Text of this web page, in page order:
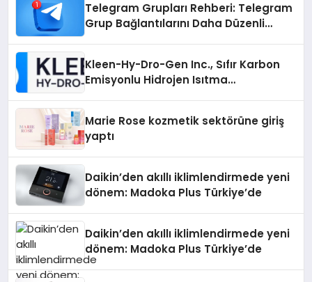
Telegram Grupları Rehberi: Telegram
Grup Bağlantılarını Daha Düzenli
Kleen-Hy-Dro-Gen Inc., Sıfır Karbon
Emisyonlu Hidrojen Isıtma
Marie Rose kozmetik sektörüne giriş
yaptı
Daikin’den akıllı iklimlendirmede yeni
dönem: Madoka Plus Türkiye’de
Daikin’den akıllı iklimlendirmede yeni
dönem: Madoka Plus Türkiye’de